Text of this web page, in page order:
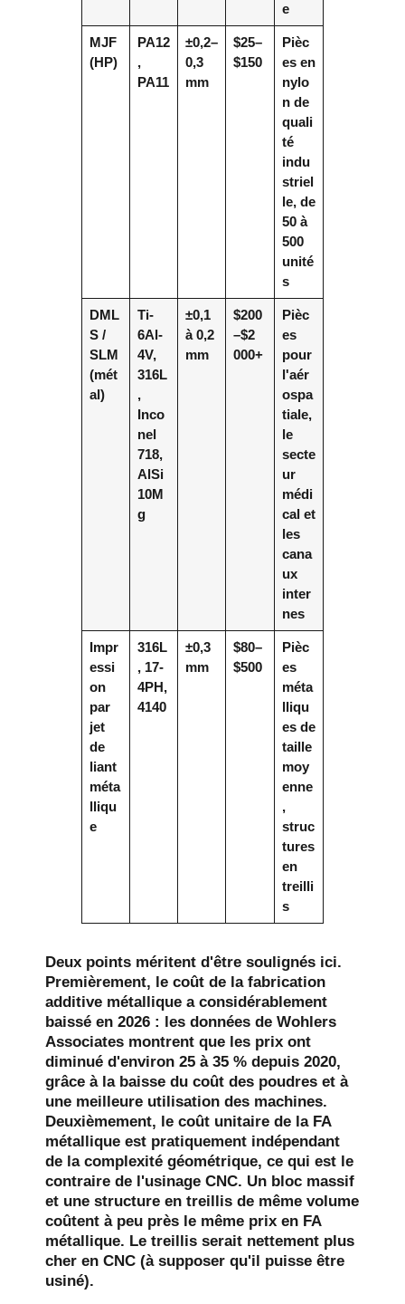
e
MJF
(HP)
PA12
,
PA11
±0,2–
0,3
mm
$25–
$150
Pièc
es en
nylo
n de
quali
té
indu
striel
le, de
50 à
500
unité
s
DML
S /
SLM
(mét
al)
Ti-
6Al-
4V,
316L
,
Inco
nel
718,
AlSi
10M
g
±0,1
à 0,2
mm
$200
–$2
000+
Pièc
es
pour
l'aér
ospa
tiale,
le
secte
ur
médi
cal et
les
cana
ux
inter
nes
Impr
essi
on
par
jet
de
liant
méta
lliqu
e
316L
, 17-
4PH,
4140
±0,3
mm
$80–
$500
Pièc
es
méta
lliqu
es de
taille
moy
enne
,
struc
tures
en
treilli
s
Deux points méritent d'être soulignés ici.
Premièrement, le coût de la fabrication
additive métallique a considérablement
baissé en 2026 : les données de Wohlers
Associates montrent que les prix ont
diminué d'environ 25 à 35 % depuis 2020,
grâce à la baisse du coût des poudres et à
une meilleure utilisation des machines.
Deuxièmement, le coût unitaire de la FA
métallique est pratiquement indépendant
de la complexité géométrique, ce qui est le
contraire de l'usinage CNC. Un bloc massif
et une structure en treillis de même volume
coûtent à peu près le même prix en FA
métallique. Le treillis serait nettement plus
cher en CNC (à supposer qu'il puisse être
usiné).